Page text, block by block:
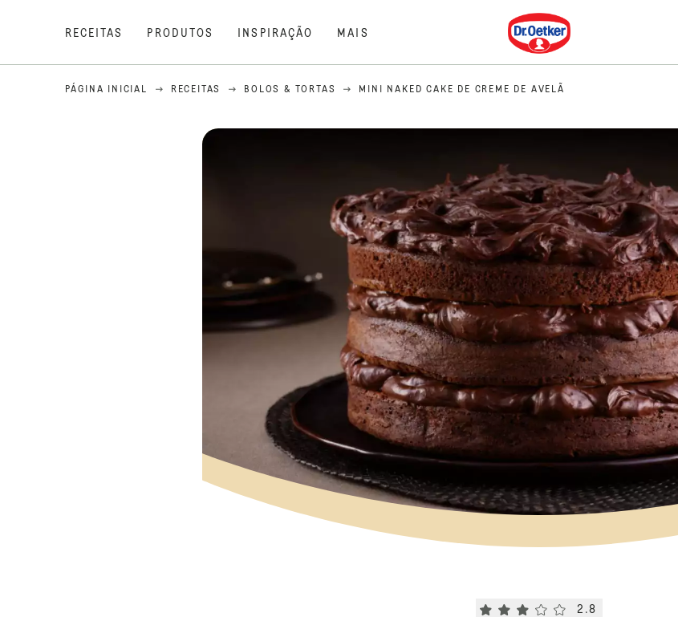
RECEITAS PRODUTOS INSPIRAÇÃO MAIS
Dr. Oetker
PÁGINA INICIAL RECEITAS BOLOS & TORTAS MINI NAKED CAKE DE CREME DE AVELÃ
Current rating 2.8. Click
2.8